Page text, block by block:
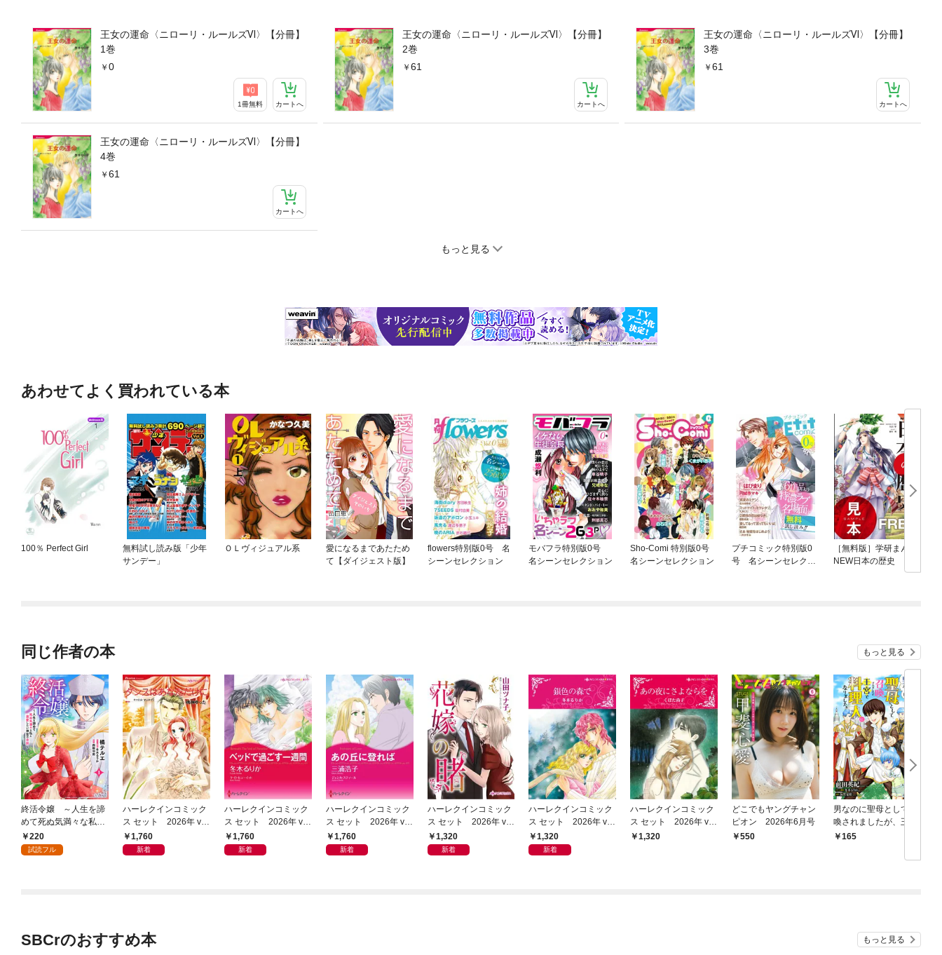
王女の運命〈ニローリ・ルールズⅥ〉【分冊】
1巻
0
1冊無料 カートへ
王女の運命〈ニローリ・ルールズⅥ〉【分冊】
2巻
61
カートへ
王女の運命〈ニローリ・ルールズⅥ〉【分冊】
3巻
61
カートへ
王女の運命〈ニローリ・ルールズⅥ〉【分冊】
4巻
61
カートへ
もっと見る
あわせてよく買われている本
100％ Perfect Girl
無料試し読み版「少年
サンデー」
ＯＬヴィジュアル系
愛になるまであたため
て【ダイジェスト版】
flowers特別版0号 名
シーンセレクション
モバフラ特別版0号
名シーンセレクション
Sho-Comi 特別版0号
名シーンセレクション
プチコミック特別版0
号 名シーンセレクシ
［無料版］学研まんが
NEW日本の歴史
同じ作者の本 もっと見る
終活令嬢 ～人生を諦
めて死ぬ気満々な私と
溺愛したい神官の攻防
～(話売り) #1
220
試読フル
ハーレクインコミック
ス セット 2026年 vo
l.1072
1,760
新着
ハーレクインコミック
ス セット 2026年 vo
l.1070
1,760
新着
ハーレクインコミック
ス セット 2026年 vo
l.1068
1,760
新着
ハーレクインコミック
ス セット 2026年 vo
l.1006
1,320
新着
ハーレクインコミック
ス セット 2026年 vo
l.993
1,320
新着
ハーレクインコミック
ス セット 2026年 vo
l.839
1,320
どこでもヤングチャン
ピオン 2026年6月号
550
男なのに聖母として召
喚されましたが、王宮
で料理人になりまし
165
SBCrのおすすめ本 もっと見る